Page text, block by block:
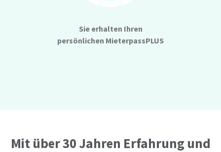
Sie erhalten Ihren
persönlichen MieterpassPLUS
Mit über 30 Jahren Erfahrung und